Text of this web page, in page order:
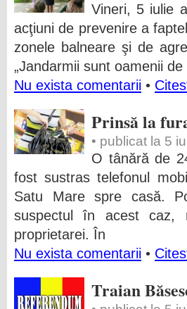
Vineri, 5 iulie
acţiuni de prevenire a
zonele balneare şi de
„Jandarmii sunt oamenii
Nu exista comentarii •
Prinsă la
• publicat la 5
O tânără de
fost sustras telefonul
Satu Mare spre casă.
suspectul în acest caz,
proprietarei. În
Nu exista comentarii •
Traian